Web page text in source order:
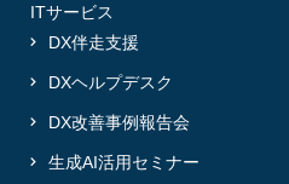
ITサービス
DX伴走支援
DXヘルプデスク
DX改善事例報告会
生成AI活用セミナー